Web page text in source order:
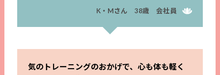
K・Mさん 38歳 会社員
気のトレーニングのおかげで、心も体も軽く